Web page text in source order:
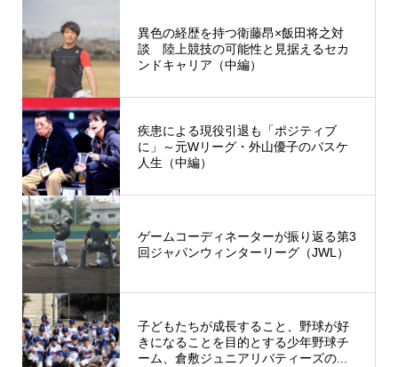
異色の経歴を持つ衛藤昂×飯田将之対
談 陸上競技の可能性と見据えるセカ
ンドキャリア（中編）
疾患による現役引退も「ポジティブ
に」～元Wリーグ・外山優子のバスケ
人生（中編）
ゲームコーディネーターが振り返る第3
回ジャパンウィンターリーグ（JWL）
子どもたちが成長すること、野球が好
きになることを目的とする少年野球チ
ーム、倉敷ジュニアリバティーズの...